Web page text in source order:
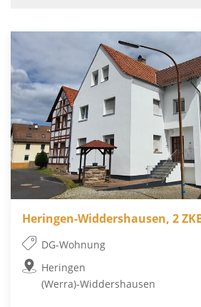
Heringen-Widdershausen, 2
DG-Wohnung
Heringen
(Werra)-Widdershausen